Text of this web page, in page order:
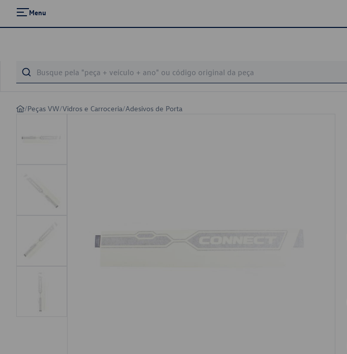
Menu
/Peças VW/Vidros e Carroceria/Adesivos de Porta